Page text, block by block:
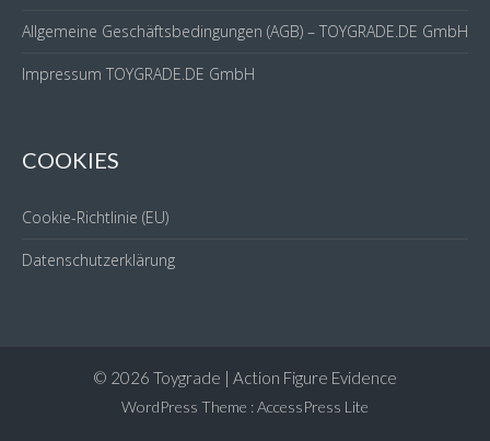
Allgemeine Geschäftsbedingungen (AGB) – TOYGRADE.DE GmbH
Impressum TOYGRADE.DE GmbH
COOKIES
Cookie-Richtlinie (EU)
Datenschutzerklärung
© 2026 Toygrade | Action Figure Evidence
WordPress Theme :AccessPress Lite